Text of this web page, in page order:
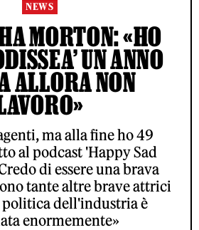
NEWS
MORTON: «HO
UN ANNO
ALLORA NON
ma alla fine ho 49
al podcast 'Happy Sad
di essere una brava
tante altre brave attrici
dell'industria è
enormemente»